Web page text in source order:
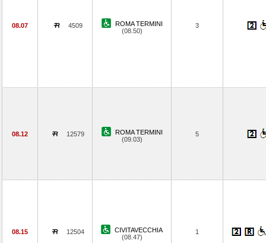
08.07 4509
ROMA TERMINI
(08.50)
3
08.12 12579
ROMA TERMINI
(09.03)
5
08.15 12504
CIVITAVECCHIA
(08.47)
1